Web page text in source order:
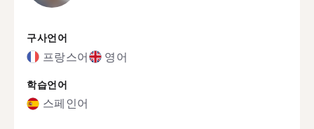
구사언어
프랑스어 영어
학습언어
스페인어